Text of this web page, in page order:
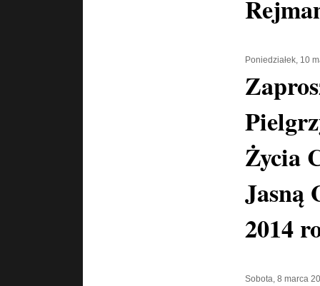
Poniedziałek, 10
Życia
Jasną
2014
Sobota, 8 marca